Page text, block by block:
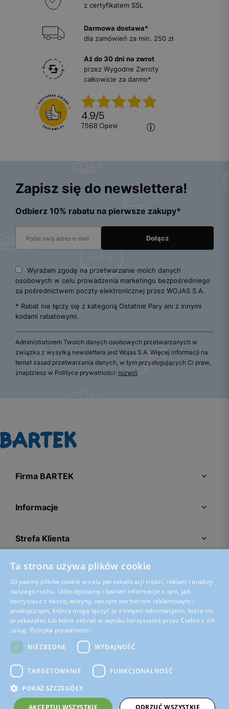
z certyfikatem SSL
Darmowa dostawa*
dla zamówień za min. 250 zł
Aż do 30 dni na zwrot
przez Wygodne Zwroty
całkowicie za darmo*
4.9/5
7568 opinii
Zapisz się do newslettera!
Odbierz 10% rabatu na pierwsze zakupy*
Wyrażam zgodę na przetwarzanie moich danych
osobowych w celu prowadzenia marketingu bezpośredniego
za pośrednictwem poczty elektronicznej przez WOJAS S.A.
* Rabat nie łączy się z kategorią Ostatnie Pary ani z innymi
kodami rabatowymi.
Administratorem Twoich danych osobowych przetwarzanych w
związku z wysyłką newslettera jest Wojas S.A. Więcej informacji na
temat zasad przetwarzania danych, w tym przysługujących Ci praw,
znajdziesz w Polityce prywatności: rozwiń
Firma BARTEK
Informacje
Strefa Klienta
Porady
Regulamin sklepu Polityka prywatności Ustawienia plików cookies
Ta strona używa plików cookie
Używamy plików cookie w celu personalizacji treści, reklam i analizy
naszego ruchu. Udostępniamy również informacje o tym, jak
korzystasz z naszej witryny, naszym partnerom reklamowym i
analitycznym, którzy mogą łączyć je z innymi informacjami, które im
przekazałeś lub które zebrali w wyniku korzystania przez Ciebie z ich
usług. Polityka prywatności
NIEZBĘDNE
WYDAJNOŚĆ
TARGETOWANIE FUNKCJONALNOŚĆ
POKAŻ SZCZEGÓŁY
AKCEPTUJ WSZYSTKIE ODRZUĆ WSZYSTKIE